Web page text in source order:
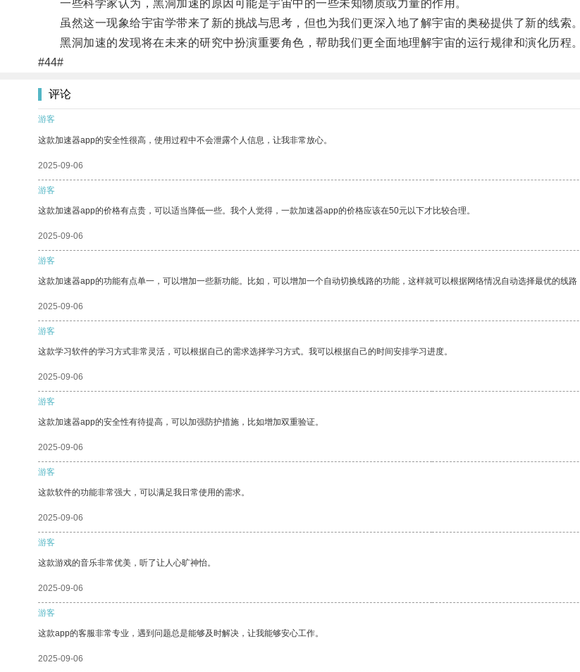
一些科学家认为，黑洞加速的原因可能是宇宙中的一些未知物质或力量的作用。
虽然这一现象给宇宙学带来了新的挑战与思考，但也为我们更深入地了解宇宙的奥秘提供了新的线索。
黑洞加速的发现将在未来的研究中扮演重要角色，帮助我们更全面地理解宇宙的运行规律和演化历程。
#44#
评论
游客
这款加速器app的安全性很高，使用过程中不会泄露个人信息，让我非常放心。
2025-09-06
游客
这款加速器app的价格有点贵，可以适当降低一些。我个人觉得，一款加速器app的价格应该在50元以下才比较合理。
2025-09-06
游客
这款加速器app的功能有点单一，可以增加一些新功能。比如，可以增加一个自动切换线路的功能，这样就可以根据网络情况自动选择最优的线路
2025-09-06
游客
这款学习软件的学习方式非常灵活，可以根据自己的需求选择学习方式。我可以根据自己的时间安排学习进度。
2025-09-06
游客
这款加速器app的安全性有待提高，可以加强防护措施，比如增加双重验证。
2025-09-06
游客
这款软件的功能非常强大，可以满足我日常使用的需求。
2025-09-06
游客
这款游戏的音乐非常优美，听了让人心旷神怡。
2025-09-06
游客
这款app的客服非常专业，遇到问题总是能够及时解决，让我能够安心工作。
2025-09-06